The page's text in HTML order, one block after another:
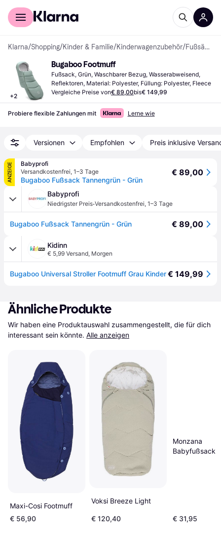
Für Shopper
Klarna/Shopping/Kinder & Familie/Kinderwagenzubehör/ Fußsäcke
+2
Bugaboo Footmuff
Fußsack, Grün, Waschbarer Bezug, Wasserabweisend,
Reflektoren, Material: Polyester, Füllung: Polyester, Fleece
Vergleiche Preise von€ 89,00bis€ 149,99
Probiere flexible Zahlungen mit Lerne wie
Versionen Empfohlen Preis inklusive
ANZEIGE
Babyprofi
Versandkostenfrei, 1–3 Tage
Bugaboo Fußsack Tannengrün - Grün
€ 89,00
Babyprofi
Niedrigster Preis·Versandkostenfrei, 1–3 Tage
Bugaboo Fußsack Tannengrün - Grün € 89,00
Kidinn
€ 5,99 Versand, Morgen
Bugaboo Universal Stroller Footmuff Grau Kinder€ 149,99
Ähnliche Produkte
Wir haben eine Produktauswahl zusammengestellt, die für dich
interessant sein könnte. Alle anzeigen
Maxi-Cosi Footmuff
€ 56,90
Voksi Breeze Light
€ 120,40
Monzana
Babyfußsack
€ 31,95